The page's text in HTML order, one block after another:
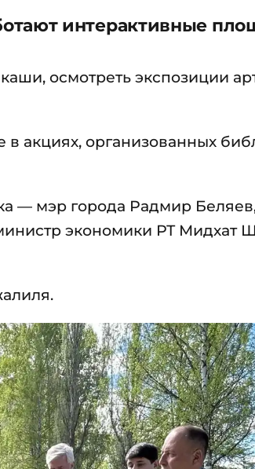
интерактивные
осмотреть экспозиции
акциях, организованных
— мэр города Радмир
экономики РТ Мидхат